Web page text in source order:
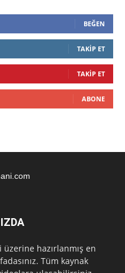
BEĞEN
TAKIP ET
TAKIP ET
ABONE
hazırlanmış en
Tüm kaynak